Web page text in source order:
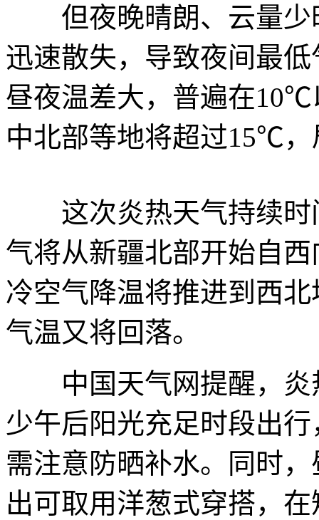
但夜晚晴朗、云量少
迅速散失，导致夜间最
昼夜温差大，普遍在
中北部等地将超过15℃
这次炎热天气持续时
气将从新疆北部开始自
冷空气降温将推进到西
气温又将回落。
中国天气网提醒，炎
少午后阳光充足时段出
需注意防晒补水。同时
出可取用洋葱式穿搭，